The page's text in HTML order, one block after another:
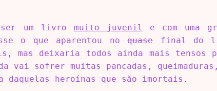
ser um livro muito juvenil
e com uma
o que aparentou noquase final do
mas deixaria todos ainda mais
vai sofrer muitas pancadas,
daquelas heroínas que são imortais.